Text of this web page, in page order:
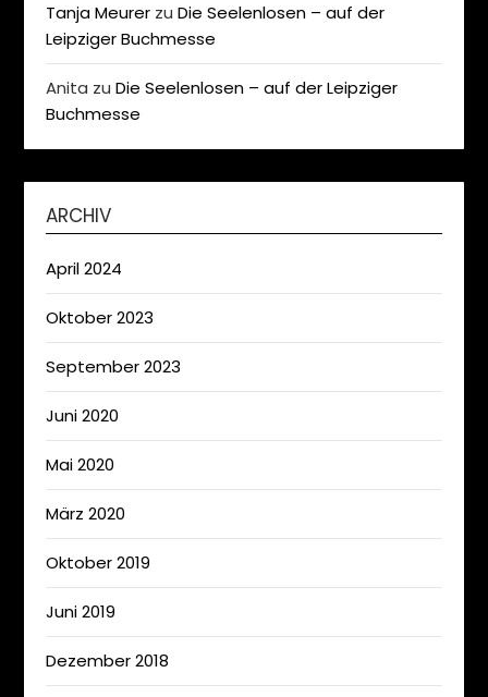
Tanja Meurer zuDie Seelenlosen – auf der
Leipziger Buchmesse
Anita zuDie Seelenlosen – auf der Leipziger
Buchmesse
ARCHIV
April 2024
Oktober 2023
September 2023
Juni 2020
Mai 2020
März 2020
Oktober 2019
Juni 2019
Dezember 2018